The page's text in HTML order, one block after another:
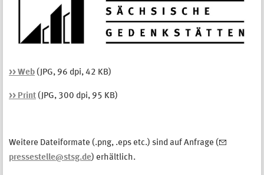
>> Web (JPG, 96 dpi, 42 KB)
>> Print (JPG, 300 dpi, 95 KB)
Weitere Dateiformate (.png, .eps etc.) sind auf Anfrage (
pressestelle@stsg.de) erhältlich.